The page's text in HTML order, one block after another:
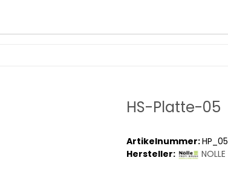
HS-Platte-05
Artikelnummer:HP_05
Hersteller:
NOLLE